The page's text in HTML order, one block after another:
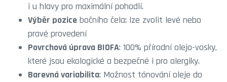
i u hlavy pro maximální pohodlí.
Výběr pozice bočního čela: lze zvolit levé nebo
pravé provedení
Povrchová úprava BIOFA: 100% přírodní olejo-vosky,
které jsou ekologické a bezpečné i pro alergiky.
Barevná variabilita: Možnost tónování oleje do